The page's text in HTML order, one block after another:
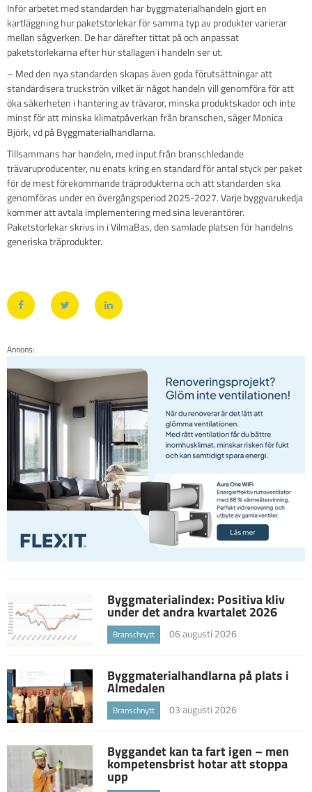
Inför arbetet med standarden har byggmaterialhandeln gjort en
kartläggning hur paketstorlekar för samma typ av produkter varierar
mellan sågverken. De har därefter tittat på och anpassat
paketstorlekarna efter hur stallagen i handeln ser ut.
– Med den nya standarden skapas även goda förutsättningar att
standardisera truckströn vilket är något handeln vill genomföra för att
öka säkerheten i hantering av trävaror, minska produktskador och inte
minst för att minska klimatpåverkan från branschen, säger Monica
Björk, vd på Byggmaterialhandlarna.
Tillsammans har handeln, med input från branschledande
trävaruproducenter, nu enats kring en standard för antal styck per paket
för de mest förekommande träprodukterna och att standarden ska
genomföras under en övergångsperiod 2025-2027. Varje byggvarukedja
kommer att avtala implementering med sina leverantörer.
Paketstorlekar skrivs in i VilmaBas, den samlade platsen för handelns
generiska träprodukter.
Annons:
Byggmaterialindex: Positiva kliv
under det andra kvartalet 2026
Branschnytt 06 augusti 2026
Byggmaterialhandlarna på plats i
Almedalen
Branschnytt 03 augusti 2026
Byggandet kan ta fart igen – men
kompetensbrist hotar att stoppa
upp